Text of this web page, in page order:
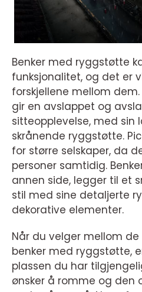
Benker med ryggstøtte
funksjonalitet, og det er
forskjellene mellom
gir en avslappet og
sitteopplevelse, med sin
skrånende ryggstøtte.
for større selskaper, da
personer samtidig.
annen side, legger til et
stil med sine detaljerte
dekorative elementer.
Når du velger mellom
benker med ryggstøtte,
plassen du har
ønsker å romme og den